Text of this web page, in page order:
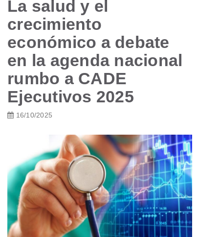
La salud y el
crecimiento
económico a debate
en la agenda nacional
rumbo a CADE
Ejecutivos 2025
16/10/2025